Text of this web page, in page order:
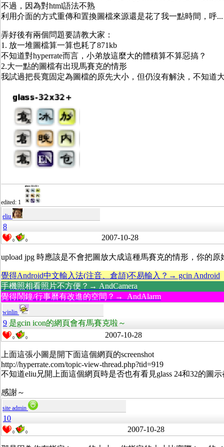
不過，因為對html語法不熟
利用介面的方式重傳和置換圖檔來源還是花了我一點時間，呼
弄好後有兩個問題要請教大家：
1. 放一堆圖檔算一算也耗了871kb
不知道對hyperrate而言，小弟放這麼大的體積算不算惡搞？
2.大一點的圖檔有出現馬賽克的情形
我試過把長寬固定為圖檔的原先大小，但仍沒有解決，不知道
edited: 1
eliu
8
0 0 2007-10-28
upload jpg 時應該是不會把圖放大成這種馬賽克的情形，你的
覺得Android中文輸入法(注音、倉頡)不易輸入？→ gcin Android
手機照相看照片不方便？→ AndCamera
覺得鬧鐘/行事曆有改進的空間？→ AndAlarm
winlin
9 是gcin icon的網頁會有馬賽克啦～
0 0 2007-10-28
上面這張小圖是開下面這個網頁的screenshot
http://hyperrate.com/topic-view-thread.php?tid=919
不知道eliu兄開上面這個網頁時是否也有看見glass 24和32的圖
感謝～
site admin
10
0 0 2007-10-28